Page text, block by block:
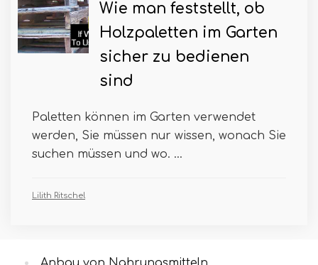
Wie man feststellt, ob
Holzpaletten im Garten
sicher zu bedienen
sind
Paletten können im Garten verwendet
werden, Sie müssen nur wissen, wonach Sie
suchen müssen und wo. ...
Lilith Ritschel